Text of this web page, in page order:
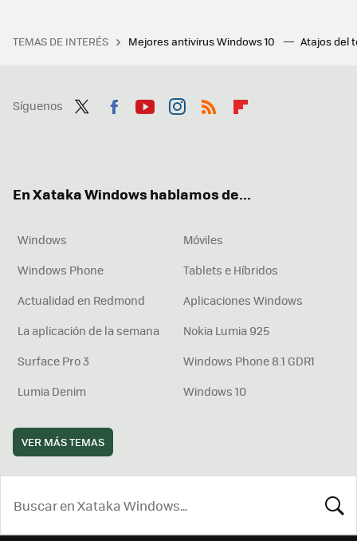
TEMAS DE INTERÉS Mejores antivirus Windows 10 Atajos del
Síguenos
En Xataka Windows hablamos de...
Windows
Móviles
Windows Phone
Tablets e Híbridos
Actualidad en Redmond
Aplicaciones Windows
La aplicación de la semana
Nokia Lumia 925
Surface Pro 3
Windows Phone 8.1 GDR1
Lumia Denim
Windows 10
VER MÁS TEMAS